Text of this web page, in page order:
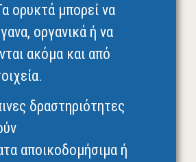
ορυκτά μπορεί να
οργανικά ή να
ακόμα και από
δραστηριότητες
αποικοδομήσιμα ή